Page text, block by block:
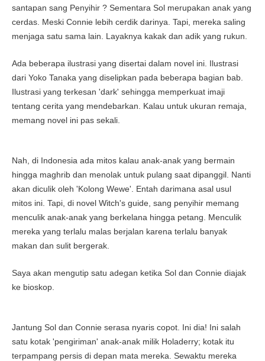
santapan sang Penyihir ? Sementara Sol merupakan anak yang
cerdas. Meski Connie lebih cerdik darinya. Tapi, mereka saling
menjaga satu sama lain. Layaknya kakak dan adik yang rukun.
Ada beberapa ilustrasi yang disertai dalam novel ini. Ilustrasi
dari Yoko Tanaka yang diselipkan pada beberapa bagian bab.
Ilustrasi yang terkesan 'dark' sehingga memperkuat imaji
tentang cerita yang mendebarkan. Kalau untuk ukuran remaja,
memang novel ini pas sekali.
Nah, di Indonesia ada mitos kalau anak-anak yang bermain
hingga maghrib dan menolak untuk pulang saat dipanggil. Nanti
akan diculik oleh 'Kolong Wewe'. Entah darimana asal usul
mitos ini. Tapi, di novel Witch's guide, sang penyihir memang
menculik anak-anak yang berkelana hingga petang. Menculik
mereka yang terlalu malas berjalan karena terlalu banyak
makan dan sulit bergerak.
Saya akan mengutip satu adegan ketika Sol dan Connie diajak
ke bioskop.
Jantung Sol dan Connie serasa nyaris copot. Ini dia! Ini salah
satu kotak 'pengiriman' anak-anak milik Holaderry; kotak itu
terpampang persis di depan mata mereka. Sewaktu mereka